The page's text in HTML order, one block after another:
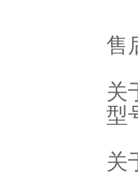
售
关
型
关